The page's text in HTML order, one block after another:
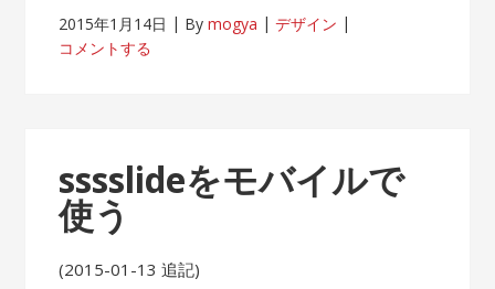
2015年1月14日 Bymogya
デザイン
コメントする
sssslideをモバイルで
使う
(2015-01-13 追記)